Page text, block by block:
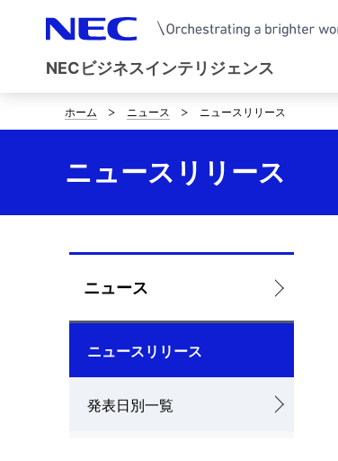
NECビジネスインテリジェンス
B
d
r
ホーム ニュース ニュースリリース
ニュースリリース
o
ニュース
ニュースリリース
発表日別一覧